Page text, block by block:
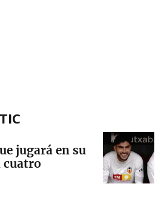
jugará en su
cuatro